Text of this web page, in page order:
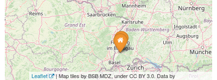
Leaflet
| Map tiles by BSB MDZ, under CC BY 3.0. Data by